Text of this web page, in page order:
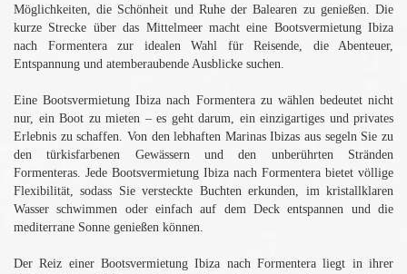
Möglichkeiten, die Schönheit und Ruhe der Balearen zu genießen. Die
kurze Strecke über das Mittelmeer macht eine Bootsvermietung Ibiza
nach Formentera zur idealen Wahl für Reisende, die Abenteuer,
Entspannung und atemberaubende Ausblicke suchen.
Eine Bootsvermietung Ibiza nach Formentera zu wählen bedeutet nicht
nur, ein Boot zu mieten – es geht darum, ein einzigartiges und privates
Erlebnis zu schaffen. Von den lebhaften Marinas Ibizas aus segeln Sie zu
den türkisfarbenen Gewässern und den unberührten Stränden
Formenteras. Jede Bootsvermietung Ibiza nach Formentera bietet völlige
Flexibilität, sodass Sie versteckte Buchten erkunden, im kristallklaren
Wasser schwimmen oder einfach auf dem Deck entspannen und die
mediterrane Sonne genießen können.
Der Reiz einer Bootsvermietung Ibiza nach Formentera liegt in ihrer